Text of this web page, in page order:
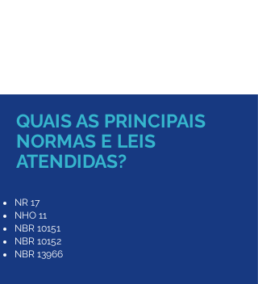
QUAIS AS PRINCIPAIS
NORMAS E LEIS
ATENDIDAS?
NR 17
NHO 11
NBR 10151
NBR 10152
NBR 13966